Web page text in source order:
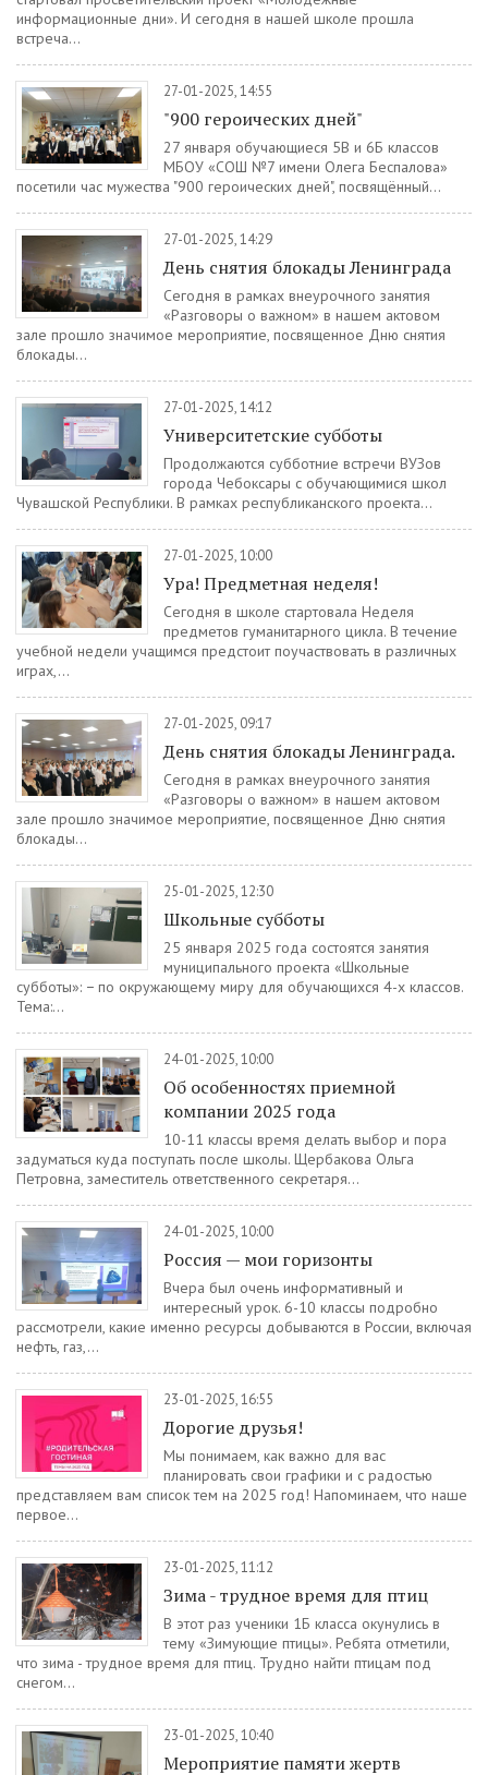
информационные дни». И сегодня в нашей школе прошла
встреча...
27-01-2025, 14:55
"900 героических дней"
27 января обучающиеся 5В и 6Б классов
МБОУ «СОШ №7 имени Олега Беспалова»
посетили час мужества "900 героических дней", посвящённый...
27-01-2025, 14:29
День снятия блокады Ленинграда
Сегодня в рамках внеурочного занятия
«Разговоры о важном» в нашем актовом
зале прошло значимое мероприятие, посвященное Дню снятия
блокады...
27-01-2025, 14:12
Университетские субботы
Продолжаются субботние встречи ВУЗов
города Чебоксары с обучающимися школ
Чувашской Республики. В рамках республиканского проекта...
27-01-2025, 10:00
Ура! Предметная неделя!
Сегодня в школе стартовала Неделя
предметов гуманитарного цикла. В течение
учебной недели учащимся предстоит поучаствовать в различных
играх,...
27-01-2025, 09:17
День снятия блокады Ленинграда.
Сегодня в рамках внеурочного занятия
«Разговоры о важном» в нашем актовом
зале прошло значимое мероприятие, посвященное Дню снятия
блокады...
25-01-2025, 12:30
Школьные субботы
25 января 2025 года состоятся занятия
муниципального проекта «Школьные
субботы»: − по окружающему миру для обучающихся 4-х классов.
Тема:...
24-01-2025, 10:00
Об особенностях приемной
компании 2025 года
10-11 классы время делать выбор и пора
задуматься куда поступать после школы. Щербакова Ольга
Петровна, заместитель ответственного секретаря...
24-01-2025, 10:00
Россия — мои горизонты
Вчера был очень информативный и
интересный урок. 6-10 классы подробно
рассмотрели, какие именно ресурсы добываются в России, включая
нефть, газ,...
23-01-2025, 16:55
Дорогие друзья!
Мы понимаем, как важно для вас
планировать свои графики и с радостью
представляем вам список тем на 2025 год! Напоминаем, что наше
первое...
23-01-2025, 11:12
Зима - трудное время для птиц
В этот раз ученики 1Б класса окунулись в
тему «Зимующие птицы». Ребята отметили,
что зима - трудное время для птиц. Трудно найти птицам под
снегом...
23-01-2025, 10:40
Мероприятие памяти жертв